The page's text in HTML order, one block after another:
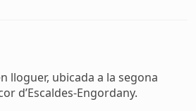
lloguer, ubicada a la segona
d’Escaldes-Engordany.